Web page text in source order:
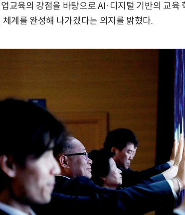
교육의 강점을 바탕으로 AI·디지털 기반의 교육
계를 완성해 나가겠다는 의지를 밝혔다.